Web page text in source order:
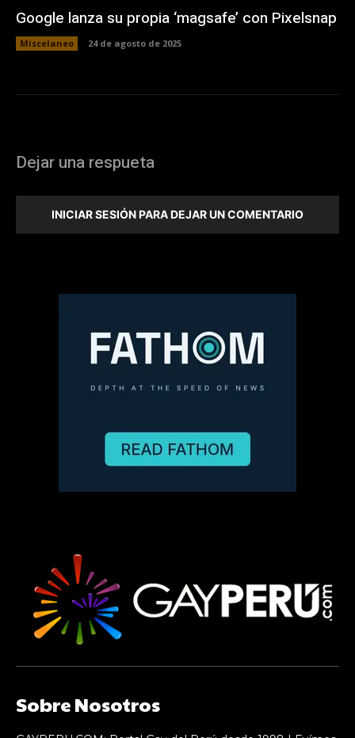
Google lanza su propia ‘magsafe’ con Pixelsnap
Miscelaneo 24 de agosto de 2025
Dejar una respueta
INICIAR SESIÓN PARA DEJAR UN COMENTARIO
Sobre Nosotros